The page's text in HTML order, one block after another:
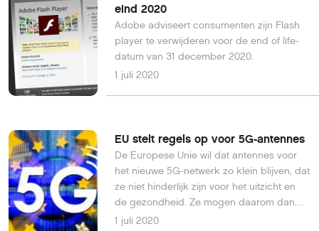
eind 2020
Adobe adviseert consumenten zijn Flash
player te verwijderen voor de end of life-
datum van 31 december 2020.
1 juli 2020
EU stelt regels op voor 5G-antennes
De Europese Unie wil dat antennes voor
het nieuwe 5G-netwerk zo klein blijven, dat
ze niet hinderlijk zijn voor het uitzicht en
de gezondheid. Ze mogen daarom dan
ook zonder gemeentevergunning
1 juli 2020